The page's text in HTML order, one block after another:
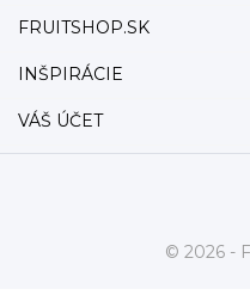
FRUITSHOP.SK
INŠPIRÁCIE
VÁŠ ÚČET
© 2026 -